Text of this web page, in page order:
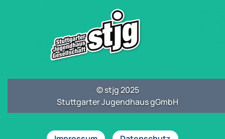
© stjg 2025
Stuttgarter Jugendhaus gGmbH